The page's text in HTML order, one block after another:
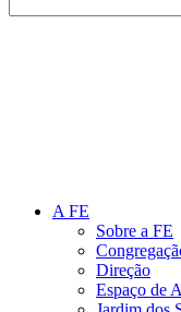
A FE
Sobre a FE
Direção
Espaço de